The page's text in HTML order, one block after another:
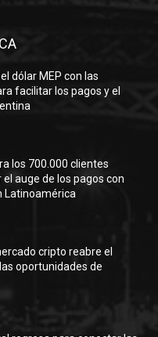
dólar MEP con las
facilitar los pagos y el
los 700.000 clientes
auge de los pagos con
Latinoamérica
cripto reabre el
oportunidades de